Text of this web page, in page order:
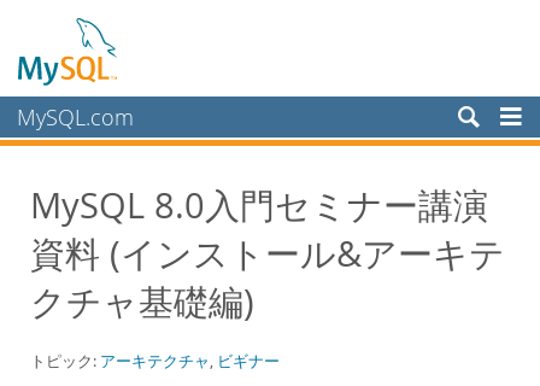
MySQL.com
サービス
パートナー
お客様
ホワイトペーパー
MySQL 8.0入門セミナー講演
資料 (インストール&アーキテ
クチャ基礎編)
トピック: アーキテクチャ, ビギナー